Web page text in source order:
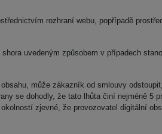
rozhraní webu, popřípadě
uvedeným způsobem v případech
může zákazník od smlouvy
se dohodly, že tato lhůta činí nejméně 5
zjevné, že provozovatel digitální